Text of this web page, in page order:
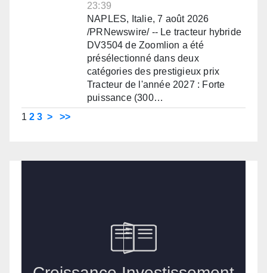
23:39
NAPLES, Italie, 7 août 2026
/PRNewswire/ -- Le tracteur hybride
DV3504 de Zoomlion a été
présélectionné dans deux
catégories des prestigieux prix
Tracteur de l'année 2027 : Forte
puissance (300…
1 2 3 > >>